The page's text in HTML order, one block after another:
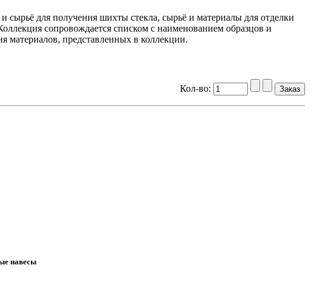
сырьё для получения шихты стекла, сырьё и материалы для отделки
сопровождается списком с наименованием образцов и
материалов, представленных в коллекции.
Кол-во:
навесы